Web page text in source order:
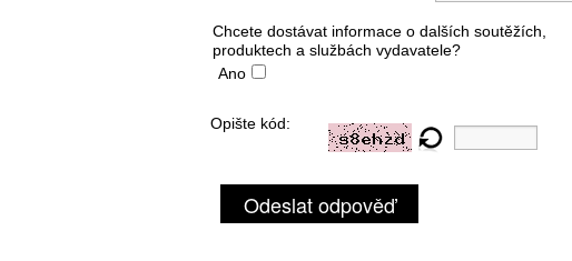
Chcete dostávat informace o dalších soutěžích,
produktech a službách vydavatele?
Ano
Opište kód:
Odeslat odpověď